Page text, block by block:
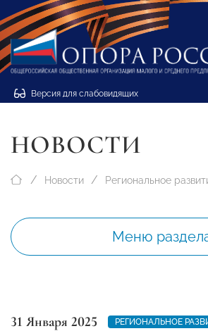
Версия для слабовидящих
НОВОСТИ
Новости Региональное
Меню
31 Января 2025
РЕГИОНАЛЬНОЕ